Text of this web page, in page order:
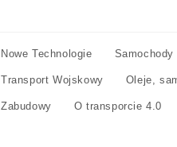
Nowe Technologie Samochody
Transport Wojskowy Oleje,
Zabudowy O transporcie 4.0